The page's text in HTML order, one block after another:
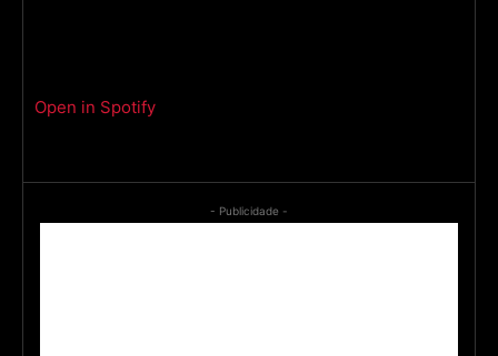
Open in Spotify
- Publicidade -